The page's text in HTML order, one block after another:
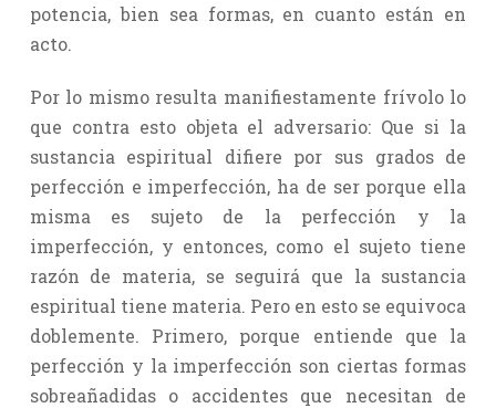
potencia, bien sea formas, en cuanto están en
acto.
Por lo mismo resulta manifiestamente frívolo lo
que contra esto objeta el adversario: Que si la
sustancia espiritual difiere por sus grados de
perfección e imperfección, ha de ser porque ella
misma es sujeto de la perfección y la
imperfección, y entonces, como el sujeto tiene
razón de materia, se seguirá que la sustancia
espiritual tiene materia. Pero en esto se equivoca
doblemente. Primero, porque entiende que la
perfección y la imperfección son ciertas formas
sobreañadidas o accidentes que necesitan de